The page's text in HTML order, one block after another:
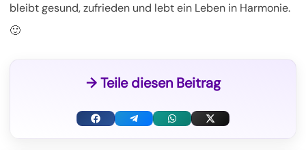
bleibt gesund, zufrieden und lebt ein Leben in Harmonie.
🙂
→ Teile diesen Beitrag
F
T
W
X